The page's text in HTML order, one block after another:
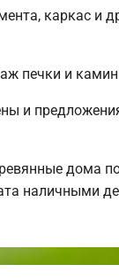
каркас и
печки и
и
дома
наличными